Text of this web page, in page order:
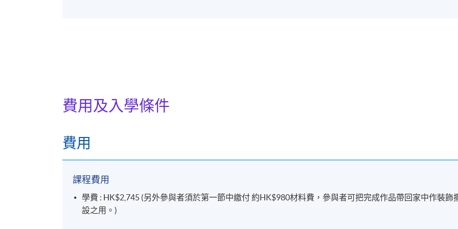
費用及入學條件
費用
課程費用
學費 : HK$2,745 (另外參與者須於第一節中繳付 約HK$980材料費，參與者可把完成作品帶回家中作裝飾
設之用。)